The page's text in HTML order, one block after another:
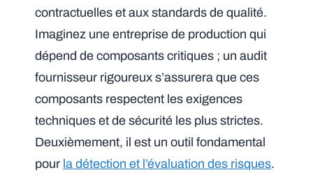
contractuelles et aux standards de qualité.
Imaginez une entreprise de production qui
dépend de composants critiques ; un audit
fournisseur rigoureux s’assurera que ces
composants respectent les exigences
techniques et de sécurité les plus strictes.
Deuxièmement, il est un outil fondamental
pour la détection et l’évaluation des risques.